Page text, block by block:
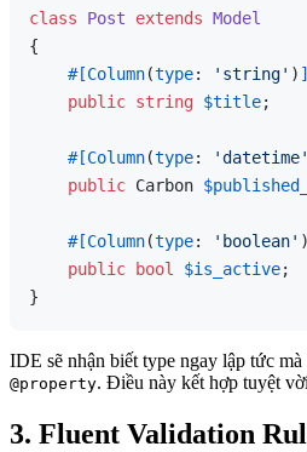
class Post extends Model
{
#[Column(type: 'string' ) ]
public string $title;
#[Column(type: 'datetime'
public Carbon
#[Column(type: 'boolean' )
public
bool $is_active;
IDE sẽ nhận biết type ngay lập tức
@property. Điều này kết hợp tuyệt
3. Fluent Validation